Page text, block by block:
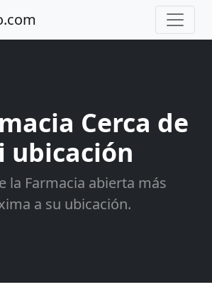
Cerca de
ubicación
la Farmacia abierta más
a su ubicación.